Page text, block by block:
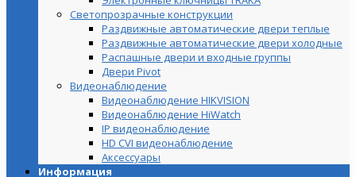
Светопрозрачные конструкции
Раздвижные автоматические двери теплые
Раздвижные автоматические двери холодные
Распашные двери и входные группы
Двери Pivot
Видеонаблюдение
Видеонаблюдение HIKVISION
Видеонаблюдение HiWatch
IP видеонаблюдение
HD CVI видеонаблюдение
Аксессуары
Информация